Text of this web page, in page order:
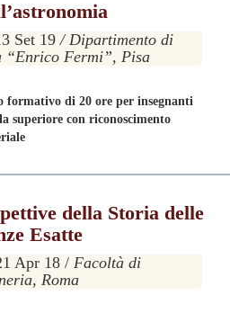
Set 19/ Dipartimento di
“Enrico Fermi”, Pisa
formativo di 20 ore per insegnanti
superiore con riconoscimento
della Storia delle
Esatte
Apr 18 /Facoltà di
Roma